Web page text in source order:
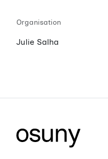
Organisation
Julie Salha